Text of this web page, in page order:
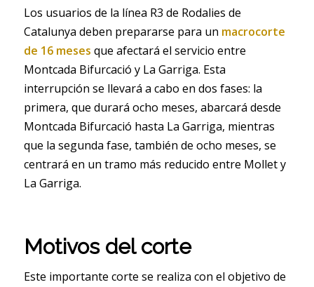
Los usuarios de la línea R3 de Rodalies de
Catalunya deben prepararse para un macrocorte
de 16 meses que afectará el servicio entre
Montcada Bifurcació y La Garriga. Esta
interrupción se llevará a cabo en dos fases: la
primera, que durará ocho meses, abarcará desde
Montcada Bifurcació hasta La Garriga, mientras
que la segunda fase, también de ocho meses, se
centrará en un tramo más reducido entre Mollet y
La Garriga.
Motivos del corte
Este importante corte se realiza con el objetivo de